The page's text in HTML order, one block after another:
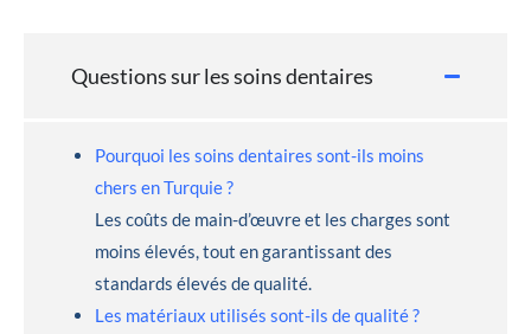
Questions sur les soins dentaires
Pourquoi les soins dentaires sont-ils moins
chers en Turquie ?
Les coûts de main-d’œuvre et les charges sont
moins élevés, tout en garantissant des
standards élevés de qualité.
Les matériaux utilisés sont-ils de qualité ?